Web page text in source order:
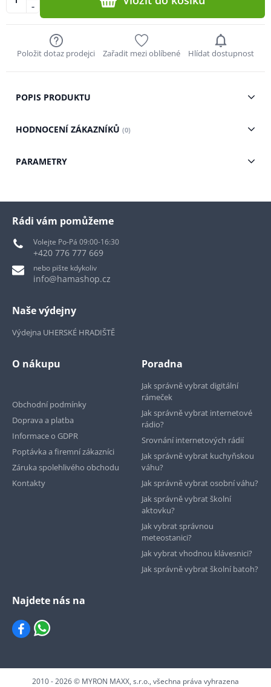
-
Položit dotaz prodejci Zařadit mezi oblíbené Hlídat dostupnost
POPIS PRODUKTU
HODNOCENÍ ZÁKAZNÍKŮ (0)
PARAMETRY
Rádi vám pomůžeme
Volejte Po-Pá 09:00-16:30
+420 776 777 669
nebo pište kdykoliv
info@hamashop.cz
Naše výdejny
Výdejna UHERSKÉ HRADIŠTĚ
O nákupu
Obchodní podmínky
Doprava a platba
Informace o GDPR
Poptávka a firemní zákazníci
Záruka spolehlivého obchodu
Kontakty
Poradna
Jak správně vybrat digitální
rámeček
Jak správně vybrat internetové
rádio?
Srovnání internetových rádií
Jak správně vybrat kuchyňskou
váhu?
Jak správně vybrat osobní váhu?
Jak správně vybrat školní
aktovku?
Jak vybrat správnou
meteostanici?
Jak vybrat vhodnou klávesnici?
Jak správně vybrat školní batoh?
Najdete nás na
2010 - 2026 © MYRON MAXX, s.r.o., všechna práva vyhrazena